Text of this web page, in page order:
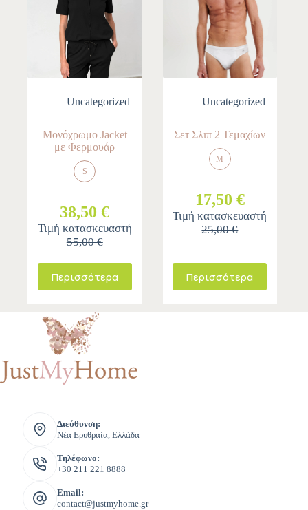
Uncategorized
Μονόχρωμο Jacket
με Φερμουάρ
S
38,50 €
Τιμή κατασκευαστή
55,00 €
Περισσότερα
Uncategorized
Σετ Σλιπ 2 Τεμαχίων
M
17,50 €
Τιμή κατασκευαστή
25,00 €
Περισσότερα
Διεύθυνση:
Νέα Ερυθραία, Ελλάδα
Τηλέφωνο:
+30 211 221 8888
Email:
contact@justmyhome.gr